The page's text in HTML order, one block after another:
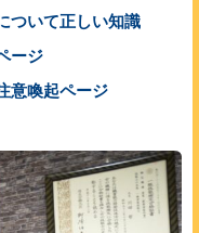
ついて正しい知識
ージ
意喚起ページ